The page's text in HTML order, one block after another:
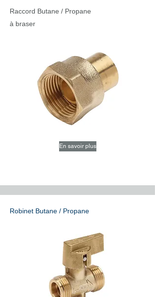
Raccord Butane / Propane
à braser
En savoir plus
Robinet Butane / Propane